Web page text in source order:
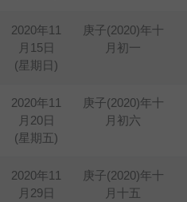
2020年11
月15日
(星期日)
庚子(2020)年十
月初一
2020年11
月20日
(星期五)
庚子(2020)年十
月初六
2020年11
月29日
庚子(2020)年十
月十五